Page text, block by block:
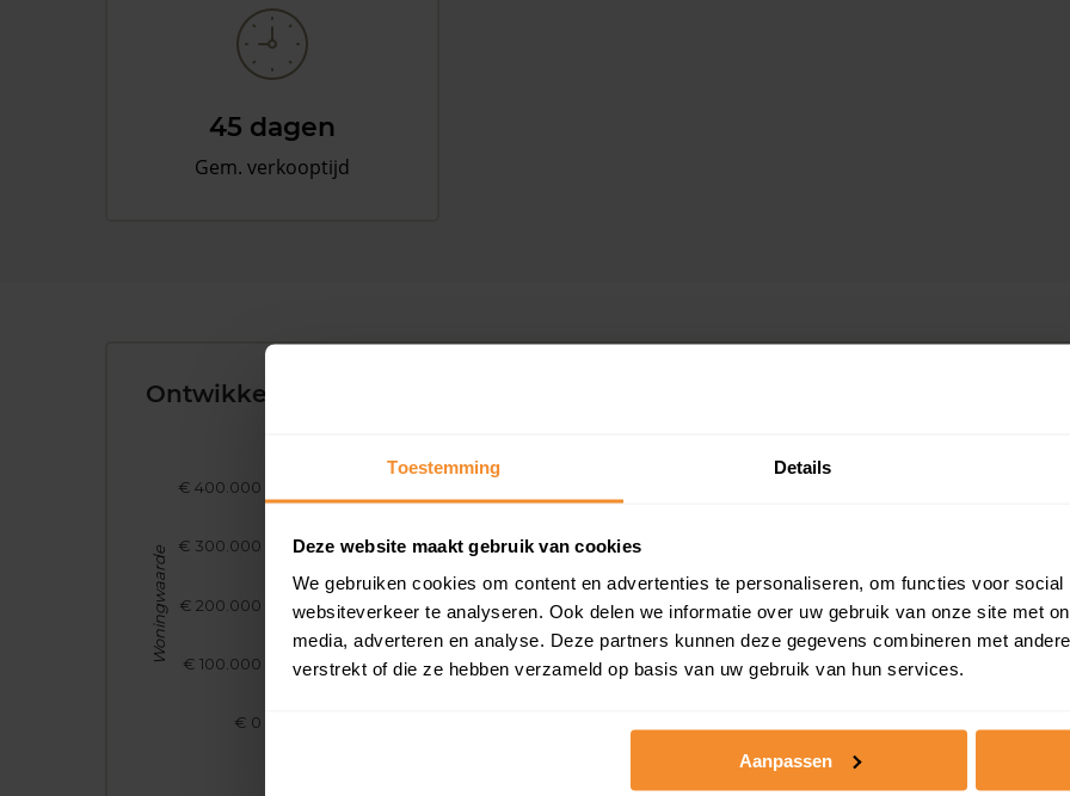
Toestemming Details
Deze website maakt gebruik van cookies
We gebruiken cookies om content en advertenties te personaliseren, om functies voor
websiteverkeer te analyseren. Ook delen we informatie over uw gebruik van onze site met
media, adverteren en analyse. Deze partners kunnen deze gegevens combineren met
verstrekt of die ze hebben verzameld op basis van uw gebruik van hun services.
Aanpassen
45 dagen
Gem. verkooptijd
Ontwikkeling van de Woningwaarde
€ 0
€ 100.000
€ 200.000
€ 300.000
€ 400.000
Woningwaarde